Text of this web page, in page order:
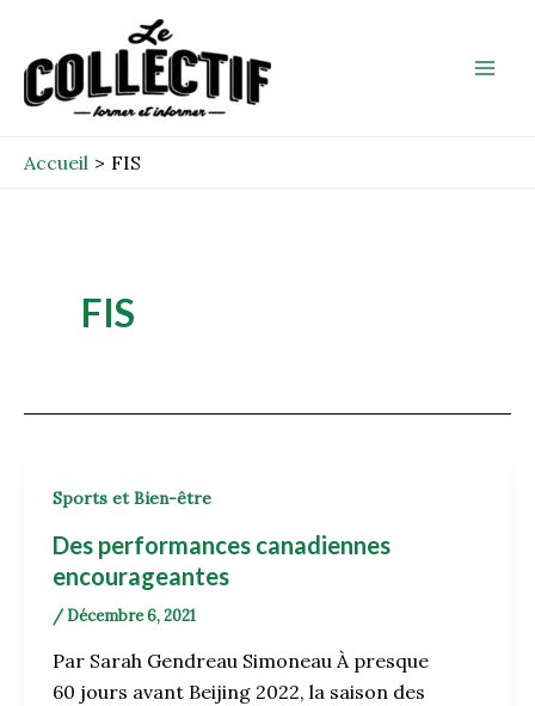
contenu
Accueil FIS
FIS
Sports et Bien-être
Des performances canadiennes
encourageantes
/Décembre 6, 2021
Par Sarah Gendreau Simoneau À presque
60 jours avant Beijing 2022, la saison des